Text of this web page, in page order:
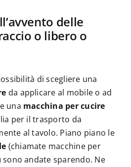
delle
o libero o
di scegliere una
da applicare al mobile o ad
una macchina per cucire
per il trasporto da
al tavolo. Piano piano le
(chiamate macchine per
sono andate sparendo. Ne